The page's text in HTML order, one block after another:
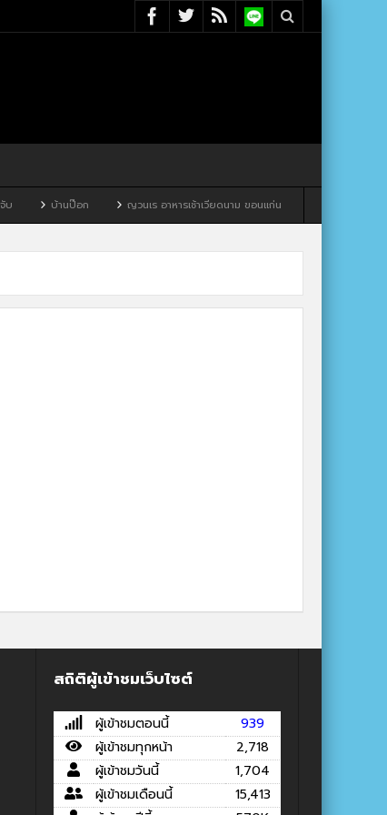
บ้านป๊อก ญวนเร อาหารเช้าเวียดนาม ขอนแก่น
สถิติผู้เข้าชมเว็บไซต์
ผู้เข้าชมตอนนี้
939
ผู้เข้าชมทุกหน้า
2,718
ผู้เข้าชมวันนี้
1,704
ผู้เข้าชมเดือนนี้
15,413